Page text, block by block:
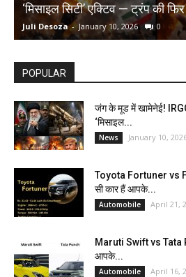
‘मिसाइल सिटी’ एक्टिव — ट्रंप की
Juli Desoza - January 10, 2026 0
POPULAR
जंग के मूड में खामेनेई!
‘मिसाइल...
News January 10,
Toyota Fortuner vs
सी कार हैं आपके...
Automobile April 21,
Maruti Swift vs Tata
आपके...
Automobile April 16,